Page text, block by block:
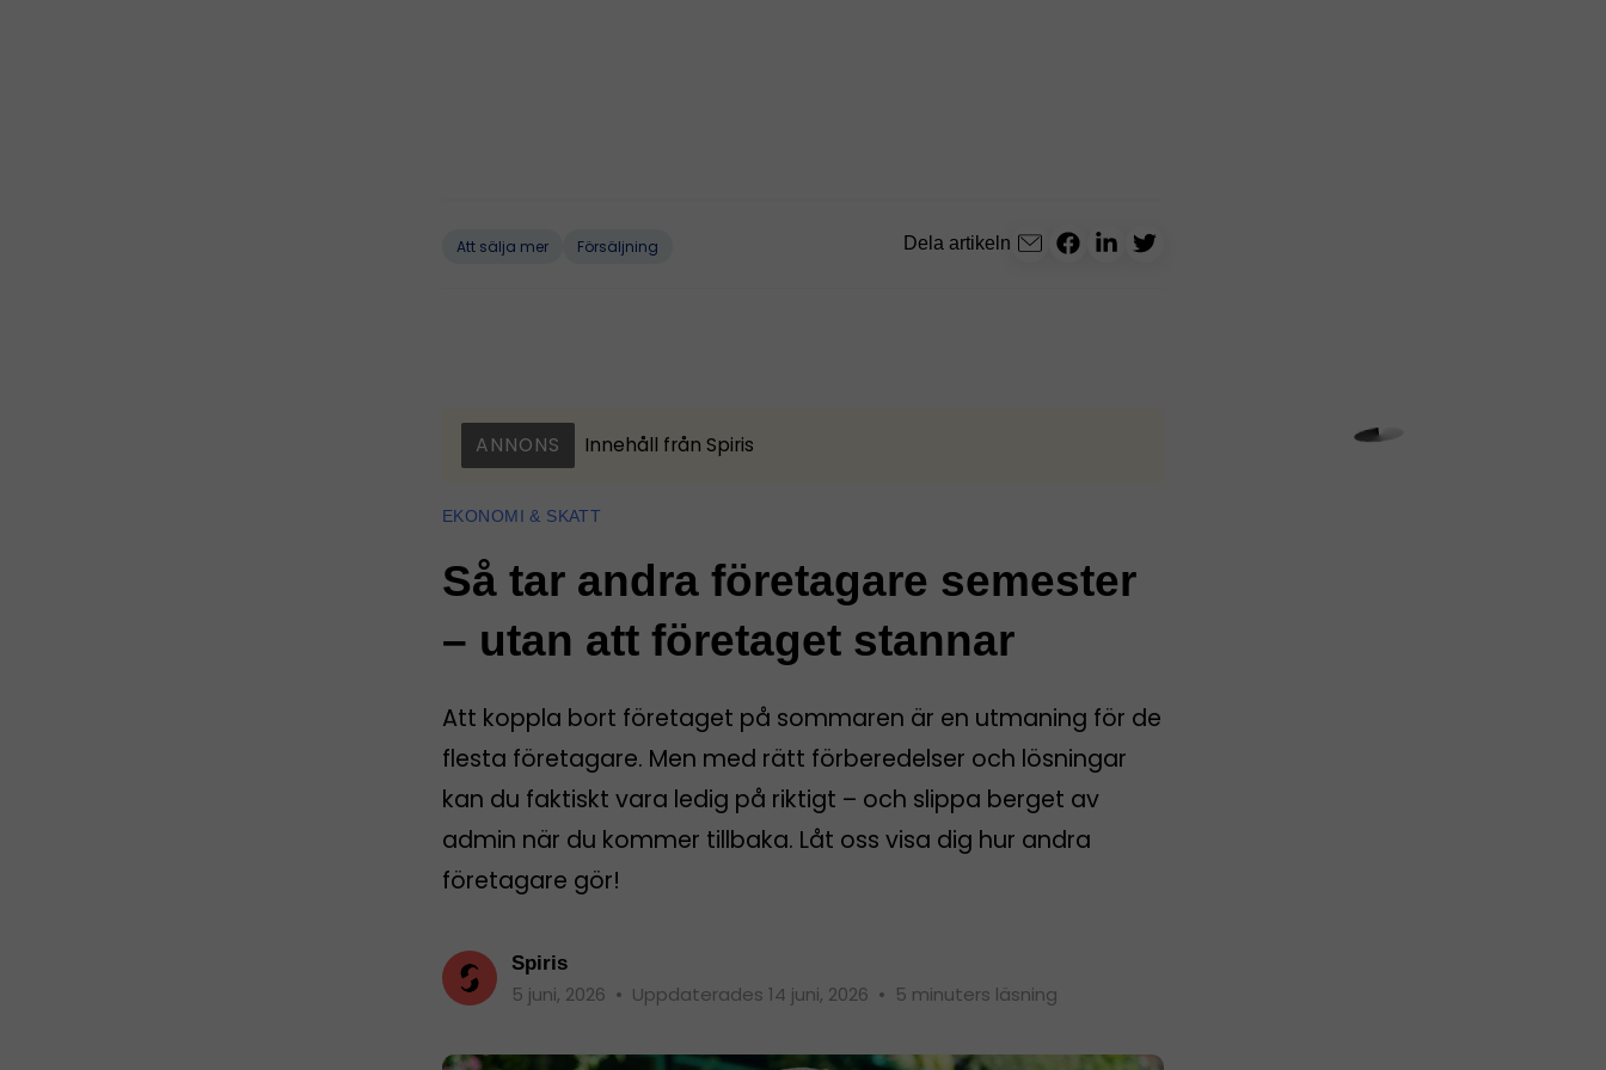
Att sälja mer Försäljning Dela artikeln
ANNONS Innehåll från Spiris
EKONOMI & SKATT
Så tar andra företagare semester
– utan att företaget stannar
Att koppla bort företaget på sommaren är en utmaning för de
flesta företagare. Men med rätt förberedelser och lösningar
kan du faktiskt vara ledig på riktigt – och slippa berget av
admin när du kommer tillbaka. Låt oss visa dig hur andra
företagare gör!
Spiris
5 juni, 2026 • Uppdaterades 14 juni, 2026 • 5 minuters läsning